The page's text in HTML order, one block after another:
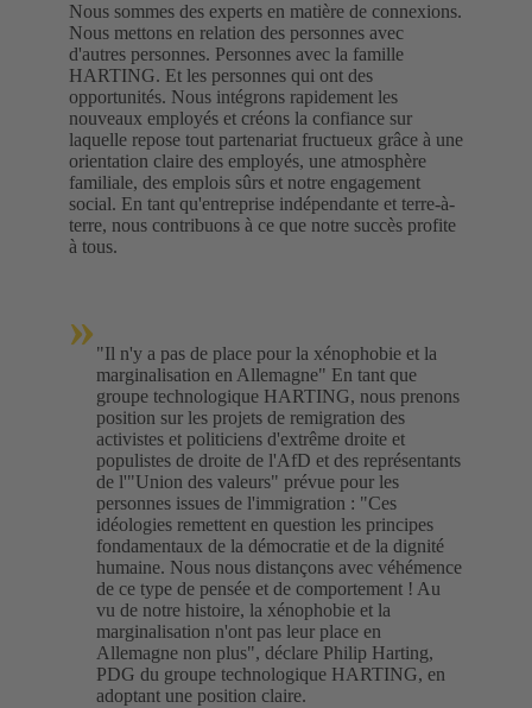
Nous sommes des experts en matière de connexions.
Nous mettons en relation des personnes avec
d'autres personnes. Personnes avec la famille
HARTING. Et les personnes qui ont des
opportunités. Nous intégrons rapidement les
nouveaux employés et créons la confiance sur
laquelle repose tout partenariat fructueux grâce à une
orientation claire des employés, une atmosphère
familiale, des emplois sûrs et notre engagement
social. En tant qu'entreprise indépendante et terre-à-
terre, nous contribuons à ce que notre succès profite
à tous.
» "Il n'y a pas de place pour la xénophobie et la
marginalisation en Allemagne" En tant que
groupe technologique HARTING, nous prenons
position sur les projets de remigration des
activistes et politiciens d'extrême droite et
populistes de droite de l'AfD et des représentants
de l'"Union des valeurs" prévue pour les
personnes issues de l'immigration : "Ces
idéologies remettent en question les principes
fondamentaux de la démocratie et de la dignité
humaine. Nous nous distançons avec véhémence
de ce type de pensée et de comportement ! Au
vu de notre histoire, la xénophobie et la
marginalisation n'ont pas leur place en
Allemagne non plus", déclare Philip Harting,
PDG du groupe technologique HARTING, en
adoptant une position claire.